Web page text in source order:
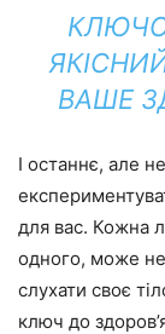
ВАШЕ
І останнє, але
для вас. Кожна
одного, може
слухати своє
ключ до